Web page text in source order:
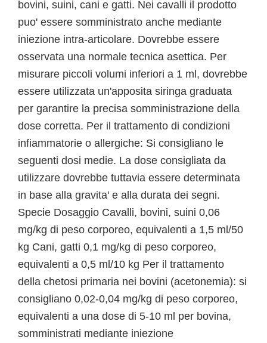
bovini, suini, cani e gatti. Nei cavalli il prodotto
puo' essere somministrato anche mediante
iniezione intra-articolare. Dovrebbe essere
osservata una normale tecnica asettica. Per
misurare piccoli volumi inferiori a 1 ml, dovrebbe
essere utilizzata un'apposita siringa graduata
per garantire la precisa somministrazione della
dose corretta. Per il trattamento di condizioni
infiammatorie o allergiche: Si consigliano le
seguenti dosi medie. La dose consigliata da
utilizzare dovrebbe tuttavia essere determinata
in base alla gravita' e alla durata dei segni.
Specie Dosaggio Cavalli, bovini, suini 0,06
mg/kg di peso corporeo, equivalenti a 1,5 ml/50
kg Cani, gatti 0,1 mg/kg di peso corporeo,
equivalenti a 0,5 ml/10 kg Per il trattamento
della chetosi primaria nei bovini (acetonemia): si
consigliano 0,02-0,04 mg/kg di peso corporeo,
equivalenti a una dose di 5-10 ml per bovina,
somministrati mediante iniezione